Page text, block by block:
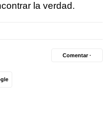
la verdad.
Comentar ·